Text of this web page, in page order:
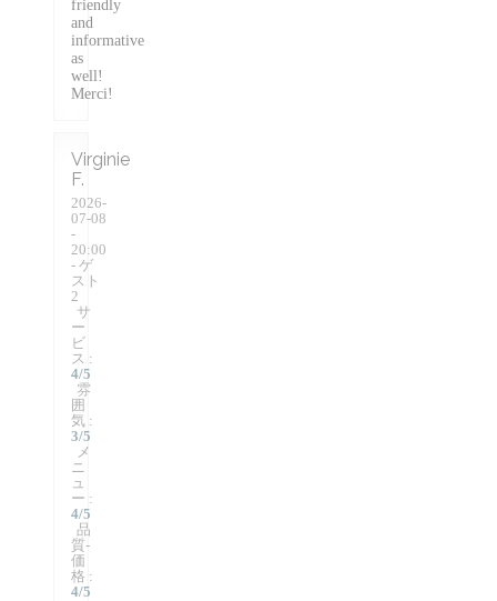
friendly
and
informative
as
well!
Merci!
Virginie
F
2026-
07-08
-
20:00
- ゲ
スト
2
サ
ー
ビ
ス :
4/5
雰
囲
気 :
3/5
メ
ニ
ュ
ー :
4/5
品
質-
価
格 :
4/5